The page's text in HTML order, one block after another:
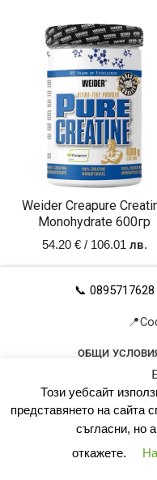
Weider Creapure
Monohydrate 600гр
54.20 €/ 106.01 лв.
📞 0895717628
ОБЩИ
ПОЛИТИКА ЗА
© 2023
Този уебсайт
представянето на сайта
съгласни, но
откажете.